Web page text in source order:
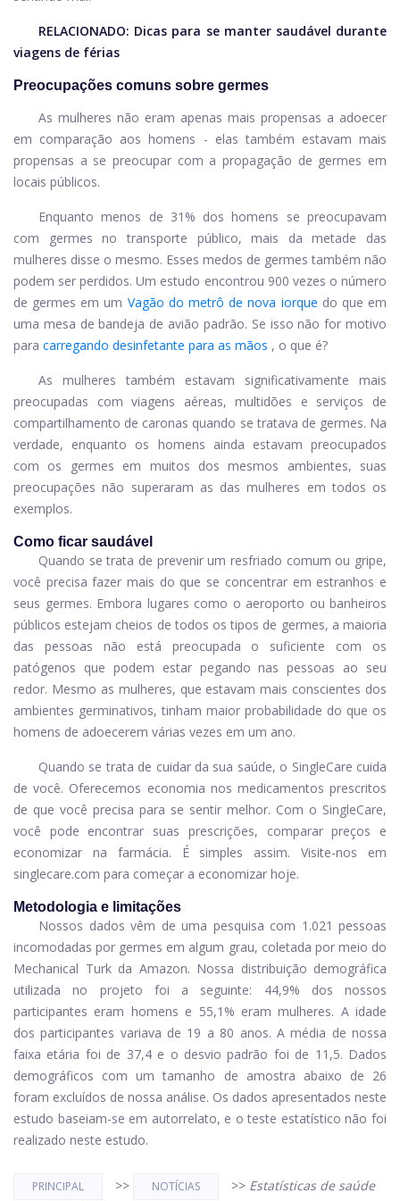
RELACIONADO: Dicas para se manter saudável durante
viagens de férias
Preocupações comuns sobre germes
As mulheres não eram apenas mais propensas a adoecer
em comparação aos homens - elas também estavam mais
propensas a se preocupar com a propagação de germes em
locais públicos.
Enquanto menos de 31% dos homens se preocupavam
com germes no transporte público, mais da metade das
mulheres disse o mesmo. Esses medos de germes também não
podem ser perdidos. Um estudo encontrou 900 vezes o número
de germes em um Vagão do metrô de nova iorque do que em
uma mesa de bandeja de avião padrão. Se isso não for motivo
para carregando desinfetante para as mãos , o que é?
As mulheres também estavam significativamente mais
preocupadas com viagens aéreas, multidões e serviços de
compartilhamento de caronas quando se tratava de germes. Na
verdade, enquanto os homens ainda estavam preocupados
com os germes em muitos dos mesmos ambientes, suas
preocupações não superaram as das mulheres em todos os
exemplos.
Como ficar saudável
Quando se trata de prevenir um resfriado comum ou gripe,
você precisa fazer mais do que se concentrar em estranhos e
seus germes. Embora lugares como o aeroporto ou banheiros
públicos estejam cheios de todos os tipos de germes, a maioria
das pessoas não está preocupada o suficiente com os
patógenos que podem estar pegando nas pessoas ao seu
redor. Mesmo as mulheres, que estavam mais conscientes dos
ambientes germinativos, tinham maior probabilidade do que os
homens de adoecerem várias vezes em um ano.
Quando se trata de cuidar da sua saúde, o SingleCare cuida
de você. Oferecemos economia nos medicamentos prescritos
de que você precisa para se sentir melhor. Com o SingleCare,
você pode encontrar suas prescrições, comparar preços e
economizar na farmácia. É simples assim. Visite-nos em
singlecare.com para começar a economizar hoje.
Metodologia e limitações
Nossos dados vêm de uma pesquisa com 1.021 pessoas
incomodadas por germes em algum grau, coletada por meio do
Mechanical Turk da Amazon. Nossa distribuição demográfica
utilizada no projeto foi a seguinte: 44,9% dos nossos
participantes eram homens e 55,1% eram mulheres. A idade
dos participantes variava de 19 a 80 anos. A média de nossa
faixa etária foi de 37,4 e o desvio padrão foi de 11,5. Dados
demográficos com um tamanho de amostra abaixo de 26
foram excluídos de nossa análise. Os dados apresentados neste
estudo baseiam-se em autorrelato, e o teste estatístico não foi
realizado neste estudo.
PRINCIPAL >> NOTÍCIAS >> Estatísticas de saúde